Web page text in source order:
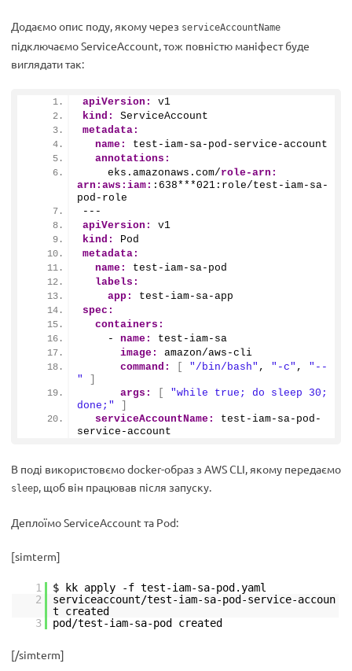
Додаємо опис поду, якому через serviceAccountName
підключаємо ServiceAccount, тож повністю маніфест буде
виглядати так:
apiVersion:
v1
kind:
ServiceAccount
metadata:
name:
test-iam-sa-pod-service-account
annotations:
    eks.amazonaws.com/
role-arn:
arn: aws: iam: : 638***021 :role/test-iam-sa-
pod-role
---
apiVersion:
v1
kind:
Pod
metadata:
name:
test-iam-sa-pod
labels:
app:
test-iam-sa-app
spec:
containers:
    -
name:
test-iam-sa
image:
amazon/aws-cli
command:
"/bin/bash" , "-c" , "--
"
args:
"while true; do sleep 30;
done;"
serviceAccountName:
test-iam-sa-pod-
service-account
В поді використовємо docker-образ з AWS CLI, якому передаємо
sleep, щоб він працював після запуску.
Деплоїмо ServiceAccount та Pod:
[simterm]
1
$ kk apply -f test-iam-sa-pod.yaml
2
serviceaccount/test-iam-sa-pod-service-accoun
t created
3
pod/test-iam-sa-pod created
[/simterm]